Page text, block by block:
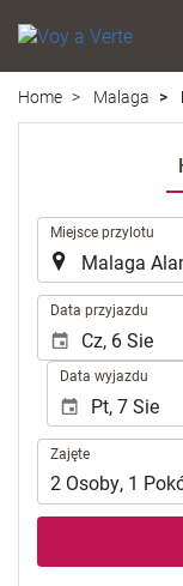
Home Malaga
Miejsce przylotu
Data przyjazdu
Data wyjazdu
Zajęte
Zajęte
2 Osoby, 1